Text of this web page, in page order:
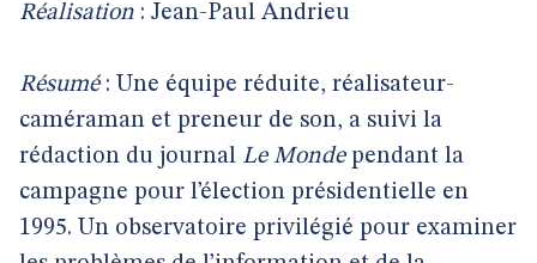
Réalisation : Jean-Paul Andrieu
Résumé: Une équipe réduite, réalisateur-
caméraman et preneur de son, a suivi la
rédaction du journal Le Mondependant la
campagne pour l’élection présidentielle en
1995. Un observatoire privilégié pour examiner